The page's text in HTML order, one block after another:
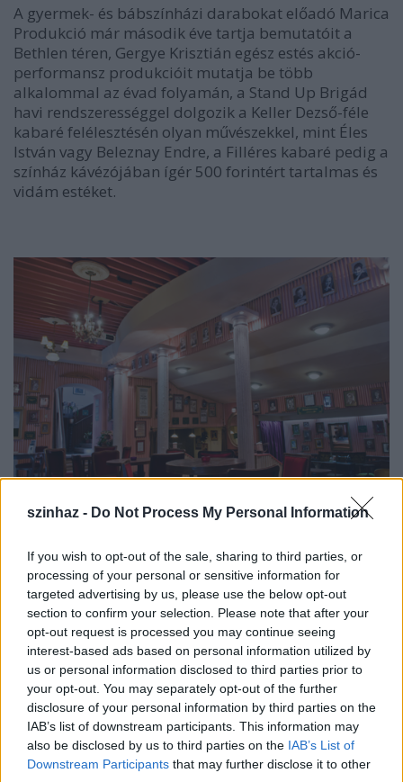
szinhaz - Do Not Process My Personal Information
If you wish to opt-out of the sale, sharing to third parties, or
processing of your personal or sensitive information for
targeted advertising by us, please use the below opt-out
section to confirm your selection. Please note that after your
opt-out request is processed you may continue seeing
interest-based ads based on personal information utilized by
us or personal information disclosed to third parties prior to
your opt-out. You may separately opt-out of the further
disclosure of your personal information by third parties on the
IAB’s list of downstream participants. This information may
also be disclosed by us to third parties on the IAB’s List of
Downstream Participants that may further disclose it to other
A gyermek- és bábszínházi darabokat előadó Marica
Produkció már második éve tartja bemutatóit a
Bethlen téren, Gergye Krisztián egész estés akció-
performansz produkcióit mutatja be több
alkalommal az évad folyamán, a Stand Up Brigád
havi rendszerességgel dolgozik a Keller Dezső-féle
kabaré felélesztésén olyan művészekkel, mint Éles
István vagy Beleznay Endre, a Filléres kabaré pedig a
színház kávézójában ígér 500 forintért tartalmas és
vidám estéket.
A Gangaray Dance Company Trambulin
tehetségképző programjai idén is fontos elemként
szerepelnek a műsorban: az egész év során együtt
dolgozó fiatalok időről időre bemutatják neves
koreográfusok vezetésével készített munkájuk
eredményét a közönségnek.
Az igazgató beszélt arról is, hogy szombaton
harmadik alkalommal szervezik meg a Játsszunk
Színházat! elnevezésű családi nyílt napot, amelynek
keretében interaktív előadásokat, készségfejlesztő
játékokat, táncfoglalkozásokat is szerveznek.